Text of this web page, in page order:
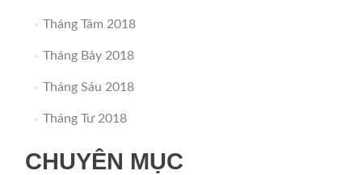
Tháng Tám 2018
Tháng Bảy 2018
Tháng Sáu 2018
Tháng Tư 2018
CHUYÊN MỤC